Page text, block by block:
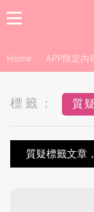
Home APP限定內
標籤： 質疑
質疑標籤文章